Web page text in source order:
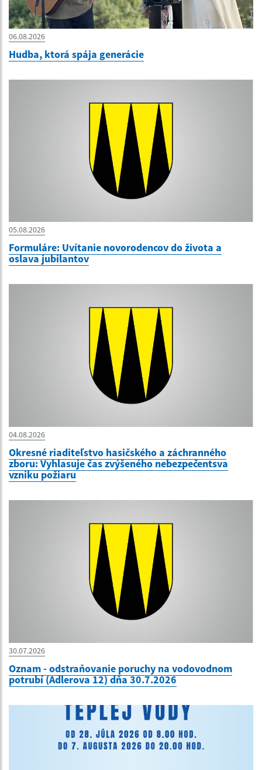
06.08.2026
Hudba, ktorá spája generácie
05.08.2026
Formuláre: Uvítanie novorodencov do života a
oslava jubilantov
04.08.2026
Okresné riaditeľstvo hasičského a záchranného
zboru: Vyhlasuje čas zvýšeného nebezpečentsva
vzniku požiaru
30.07.2026
Oznam - odstraňovanie poruchy na vodovodnom
potrubí (Adlerova 12) dňa 30.7.2026